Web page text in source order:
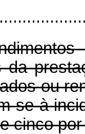
da
ou
se à
cinco